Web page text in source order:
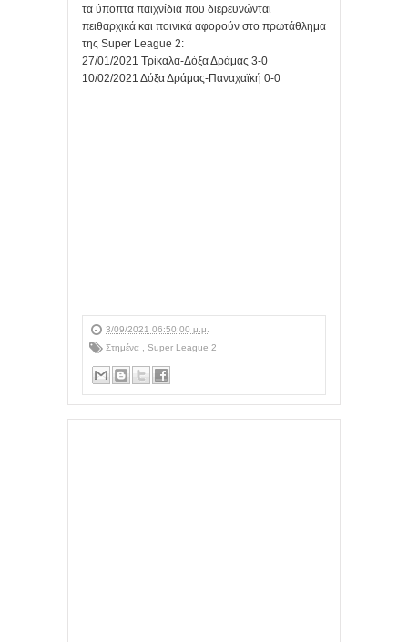
τα ύποπτα παιχνίδια που διερευνώνται
πειθαρχικά και ποινικά αφορούν στο πρωτάθλημα
της Super League 2:
27/01/2021 Τρίκαλα-Δόξα Δράμας 3-0
10/02/2021 Δόξα Δράμας-Παναχαϊκή 0-0
3/09/2021 06:50:00 μ.μ.
Στημένα , Super League 2